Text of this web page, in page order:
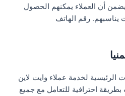
أن العملاء يمكنهم الحصول
رقم الهاتف
لخدمة عملاء وايت لاين
احترافية للتعامل مع جميع